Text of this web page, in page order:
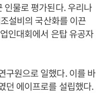
인물로 평가된다. 우리나
설비의 국산화를 이끈
인대회에서 은탑 유공자
구원으로 일했다. 이를 바
던 에이프로를 설립했다.